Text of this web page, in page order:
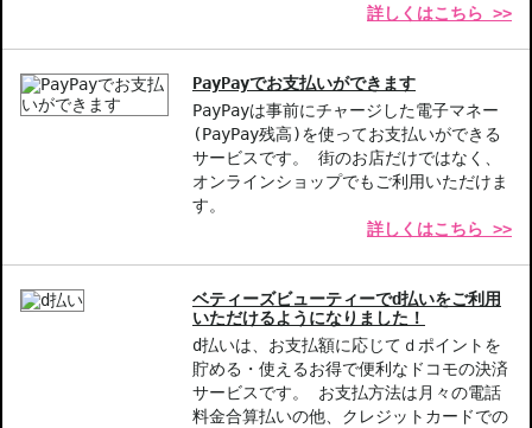
詳しくはこちら >>
PayPayでお支払いができます
PayPayは事前にチャージした電子マネー
(PayPay残高)を使ってお支払いができる
サービスです。 街のお店だけではなく、
オンラインショップでもご利用いただけま
す。
詳しくはこちら >>
ベティーズビューティーでd払いをご利用
いただけるようになりました！
d払いは、お支払額に応じてｄポイントを
貯める・使えるお得で便利なドコモの決済
サービスです。 お支払方法は月々の電話
料金合算払いの他、クレジットカードでの